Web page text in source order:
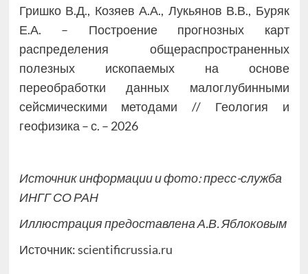
Гришко В.Д., Козяев А.А., Лукьянов В.В., Буряк
Е.А. – Построение прогнозных карт
распределения общераспространенных
полезных ископаемых на основе
переобработки данных малоглубинными
сейсмическими методами // Геология и
геофизика – с. – 2026
Источник информации и фото: пресс-служба
ИНГГ СО РАН
Иллюстрация предоставлена А.В. Яблоковым
Источник:scientificrussia.ru